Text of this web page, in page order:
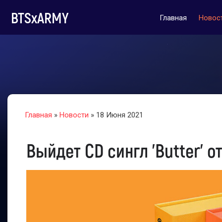
BTSxARMY Главная
Главная » Новости » 18 Июня 2021
Выйдет CD сингл 'Butter'